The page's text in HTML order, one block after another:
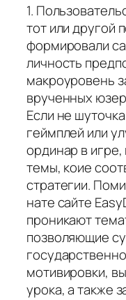
1.
тот или другой
формировали
личность
макроуровень
врученных
Если не
геймплей или
ординар в игре,
темы, коие
стратегии.
нате сайте
проникают
позволяющие
мотивировки,
урока, а также